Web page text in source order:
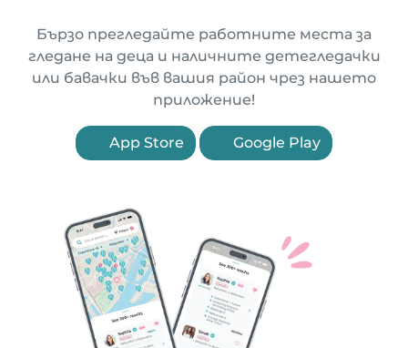
Бързо прегледайте работните места за
гледане на деца и наличните детегледачки
или бавачки във вашия район чрез нашето
приложение!
App Store Google Play